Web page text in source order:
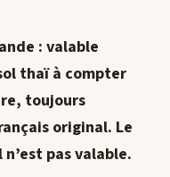
: valable
thaï à compter
toujours
original. Le
pas valable.